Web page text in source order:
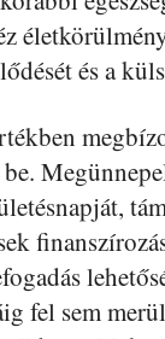
és a
fel sem